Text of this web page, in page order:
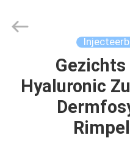
PRODUCTEN
Trading
Hyaluronic